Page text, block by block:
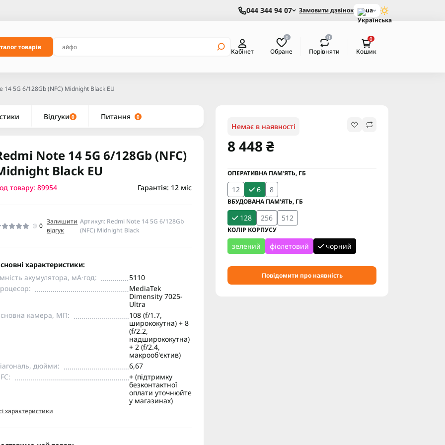
044 344 94 07 Замовити дзвінок ua
товарів
Кабінет
0
Обране
0
Порівняти
0
Кошик
14 5G 6/128Gb (NFC) Midnight Black EU
Відгуки 0 Питання 0
Note 14 5G 6/128Gb (NFC)
Black EU
товару: 89954 Гарантія: 12 міс
0
Залишити
відгук
Артикул: Redmi Note 14 5G 6/128Gb
(NFC) Midnight Black
Немає в наявності
8 448 ₴
ОПЕРАТИВНА ПАМ'ЯТЬ, ГБ
12 6 8
ВБУДОВАНА ПАМ'ЯТЬ, ГБ
128 256 512
КОЛІР КОРПУСУ
зелений фіолетовий чорний
Повідомити про наявність
характеристики:
акумулятора, мА·год:
5110
MediaTek
Dimensity 7025-
Ultra
камера, МП:
108 (f/1.7,
ширококутна) + 8
(f/2.2,
надширококутна)
+ 2 (f/2.4,
макрооб'єктив)
дюйми:
6,67
+ (підтримку
безконтактної
оплати уточнюйте
у магазинах)
характеристики